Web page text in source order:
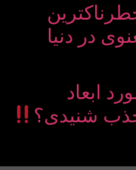
در دنیا
ابعاد
شنیدی؟